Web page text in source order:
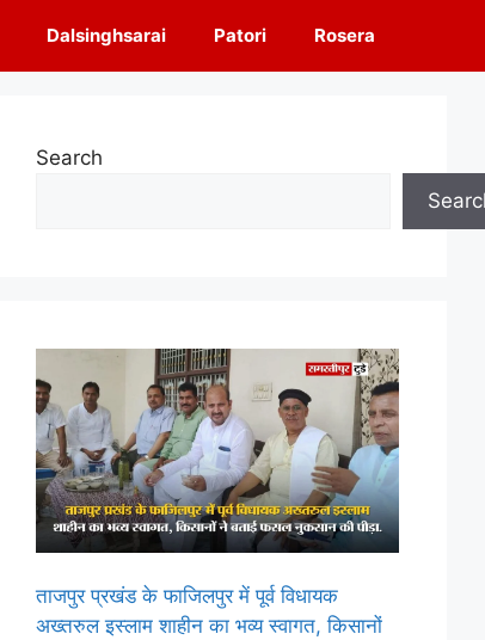
Dalsinghsarai Patori Rosera
Search
ताजपुर प्रखंड के फाजिलपुर में पूर्व विधायक
अख्तरुल इस्लाम शाहीन का भव्य स्वागत, किसानों